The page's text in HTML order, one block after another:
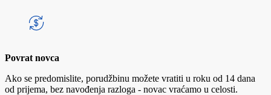
Povrat novca
Ako se predomislite, porudžbinu možete vratiti u roku od 14 dana
od prijema, bez navođenja razloga - novac vraćamo u celosti.